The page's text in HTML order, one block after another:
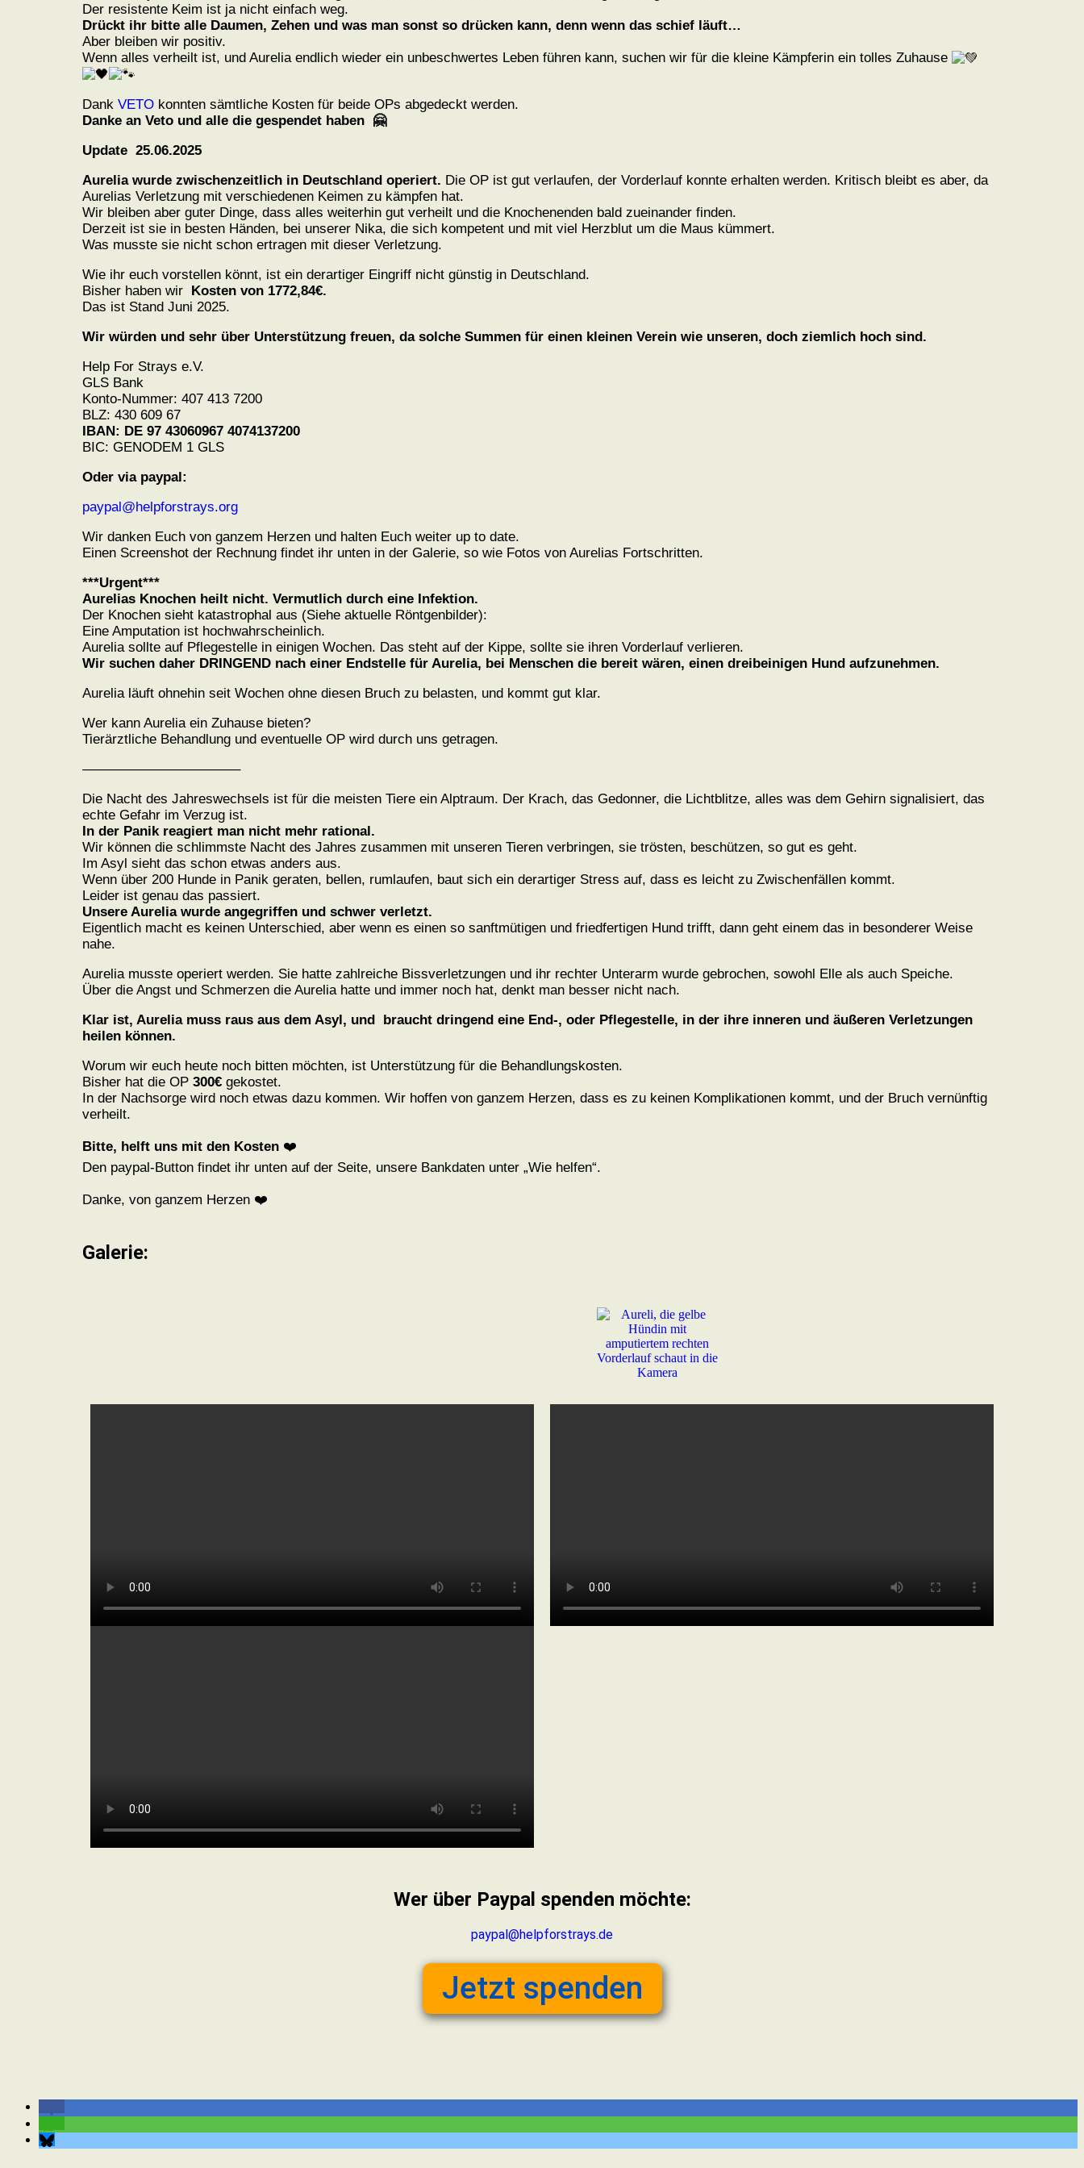
Der resistente Keim ist ja nicht einfach weg.
Drückt ihr bitte alle Daumen, Zehen und was man sonst so drücken kann, denn wenn das schief läuft…
Aber bleiben wir positiv.
Wenn alles verheilt ist, und Aurelia endlich wieder ein unbeschwertes Leben führen kann, suchen wir für die kleine Kämpferin ein tolles Zuhause
Dank VETO konnten sämtliche Kosten für beide OPs abgedeckt werden.
Danke an Veto und alle die gespendet haben 🤗
Update 25.06.2025
Aurelia wurde zwischenzeitlich in Deutschland operiert. Die OP ist gut verlaufen, der Vorderlauf konnte erhalten werden. Kritisch bleibt es aber, da
Aurelias Verletzung mit verschiedenen Keimen zu kämpfen hat.
Wir bleiben aber guter Dinge, dass alles weiterhin gut verheilt und die Knochenenden bald zueinander finden.
Derzeit ist sie in besten Händen, bei unserer Nika, die sich kompetent und mit viel Herzblut um die Maus kümmert.
Was musste sie nicht schon ertragen mit dieser Verletzung.
Wie ihr euch vorstellen könnt, ist ein derartiger Eingriff nicht günstig in Deutschland.
Bisher haben wir
Kosten von 1772,84€.
Das ist Stand Juni 2025.
Wir würden und sehr über Unterstützung freuen, da solche Summen für einen kleinen Verein wie unseren, doch ziemlich hoch sind.
Help For Strays e.V.
GLS Bank
Konto-Nummer: 407 413 7200
BLZ: 430 609 67
IBAN: DE 97 43060967 4074137200
BIC: GENODEM 1 GLS
Oder via paypal:
paypal@helpforstrays.org
Wir danken Euch von ganzem Herzen und halten Euch weiter up to date.
Einen Screenshot der Rechnung findet ihr unten in der Galerie, so wie Fotos von Aurelias Fortschritten.
***Urgent***
Aurelias Knochen heilt nicht. Vermutlich durch eine Infektion.
Der Knochen sieht katastrophal aus (Siehe aktuelle Röntgenbilder):
Eine Amputation ist hochwahrscheinlich.
Aurelia sollte auf Pflegestelle in einigen Wochen. Das steht auf der Kippe, sollte sie ihren Vorderlauf verlieren.
Wir suchen daher DRINGEND nach einer Endstelle für Aurelia, bei Menschen die bereit wären, einen dreibeinigen Hund aufzunehmen.
Aurelia läuft ohnehin seit Wochen ohne diesen Bruch zu belasten, und kommt gut klar.
Wer kann Aurelia ein Zuhause bieten?
Tierärztliche Behandlung und eventuelle OP wird durch uns getragen.
———————————–
Die Nacht des Jahreswechsels ist für die meisten Tiere ein Alptraum. Der Krach, das Gedonner, die Lichtblitze, alles was dem Gehirn signalisiert, das
echte Gefahr im Verzug ist.
In der Panik reagiert man nicht mehr rational.
Wir können die schlimmste Nacht des Jahres zusammen mit unseren Tieren verbringen, sie trösten, beschützen, so gut es geht.
Im Asyl sieht das schon etwas anders aus.
Wenn über 200 Hunde in Panik geraten, bellen, rumlaufen, baut sich ein derartiger Stress auf, dass es leicht zu Zwischenfällen kommt.
Leider ist genau das passiert.
Unsere Aurelia wurde angegriffen und schwer verletzt.
Eigentlich macht es keinen Unterschied, aber wenn es einen so sanftmütigen und friedfertigen Hund trifft, dann geht einem das in besonderer Weise
nahe.
Aurelia musste operiert werden. Sie hatte zahlreiche Bissverletzungen und ihr rechter Unterarm wurde gebrochen, sowohl Elle als auch Speiche.
Über die Angst und Schmerzen die Aurelia hatte und immer noch hat, denkt man besser nicht nach.
Klar ist, Aurelia muss raus aus dem Asyl, und braucht dringend eine End-, oder Pflegestelle, in der ihre inneren und äußeren Verletzungen
heilen können.
Worum wir euch heute noch bitten möchten, ist Unterstützung für die Behandlungskosten.
Bisher hat die OP 300€ gekostet.
In der Nachsorge wird noch etwas dazu kommen. Wir hoffen von ganzem Herzen, dass es zu keinen Komplikationen kommt, und der Bruch vernünftig
verheilt.
Bitte, helft uns mit den Kosten ❤️
Den paypal-Button findet ihr unten auf der Seite, unsere Bankdaten unter „Wie helfen“.
Danke, von ganzem Herzen ❤️
Galerie:
Wer über Paypal spenden möchte:
paypal@helpforstrays.de
Jetzt spenden